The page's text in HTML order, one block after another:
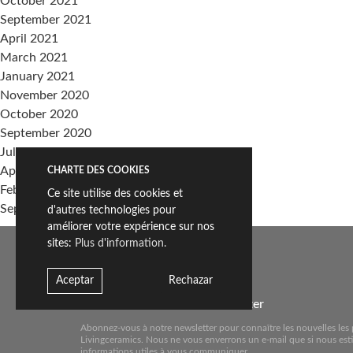
September 2021
April 2021
March 2021
January 2021
November 2020
October 2020
September 2020
July 2020
April 2020
February 2020
September 2019
Categories
Sin categoría
Abonnez-vous à notre newsletter
Abonnez-vous à notre newsletter pour connaître les nouvelles les
Livingceramics. Nous ne vous enverrons un e-mail que si nous
CHARTE DES COOKIES
Ce site utilise des cookies et
d'autres technologies pour
améliorer votre expérience sur nos
sites: Plus d'information.
Aceptar Rechazar